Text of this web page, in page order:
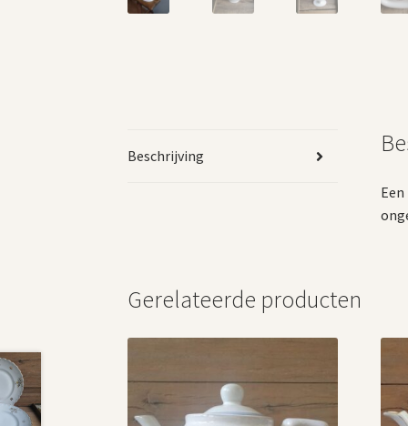
Beschrijving
Gerelateerde producten